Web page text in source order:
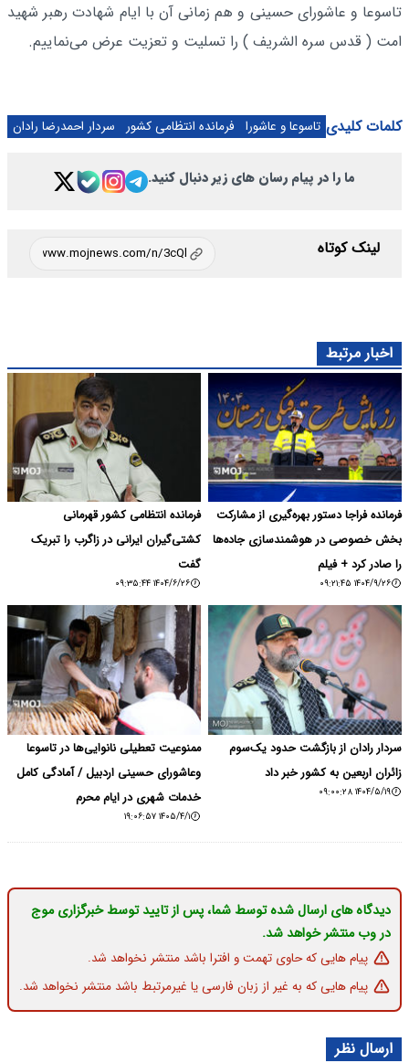
تاسوعا و عاشورای حسینی و هم زمانی آن با ایام شهادت رهبر شهید
امت ( قدس سره الشریف ) را تسلیت و تعزیت عرض می‌نماییم.
کلمات کلیدی تاسوعا و عاشورا فرمانده انتظامی کشور سردار احمدرضا رادان
ما را در پیام رسان های زیر دنبال کنید.
لینک کوتاه
اخبار مرتبط
فرمانده فراجا دستور بهره‌گیری از مشارکت
بخش خصوصی در هوشمندسازی جاده‌ها
را صادر کرد + فیلم
۱۴۰۴/۹/۲۶ ۰۹:۲۱:۴۵
فرمانده انتظامی کشور قهرمانی
کشتی‌گیران ایرانی در زاگرب را تبریک
گفت
۱۴۰۴/۶/۲۶ ۰۹:۳۵:۴۴
سردار رادان از بازگشت حدود یک‌سوم
زائران اربعین به کشور خبر داد
۱۴۰۴/۵/۱۹ ۰۹:۰۰:۲۸
ممنوعیت تعطیلی نانوایی‌ها در تاسوعا
وعاشورای حسینی اردبیل / آمادگی کامل
خدمات شهری در ایام محرم
۱۴۰۵/۴/۱ ۱۹:۰۶:۵۷
دیدگاه های ارسال شده توسط شما، پس از تایید توسط خبرگزاری موج
در وب منتشر خواهد شد.
پیام هایی که حاوی تهمت و افترا باشد منتشر نخواهد شد.
پیام هایی که به غیر از زبان فارسی یا غیرمرتبط باشد منتشر نخواهد شد.
ارسال نظر